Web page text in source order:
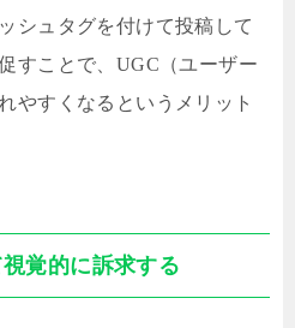
シュタグを付けて投稿して
すことで、UGC（ユーザー
やすくなるというメリット
覚的に訴求する